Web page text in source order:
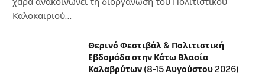
Καλοκαιριού…
Θερινό Φεστιβάλ & Πολιτιστική
Εβδομάδα στην Κάτω Βλασία
Καλαβρύτων (8-15 Αυγούστου 2026)